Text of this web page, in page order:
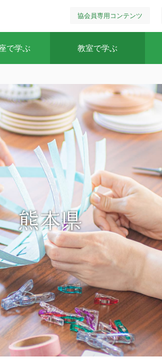
で学ぶ 教室で学ぶ
協会員専用コンテンツ
熊本県